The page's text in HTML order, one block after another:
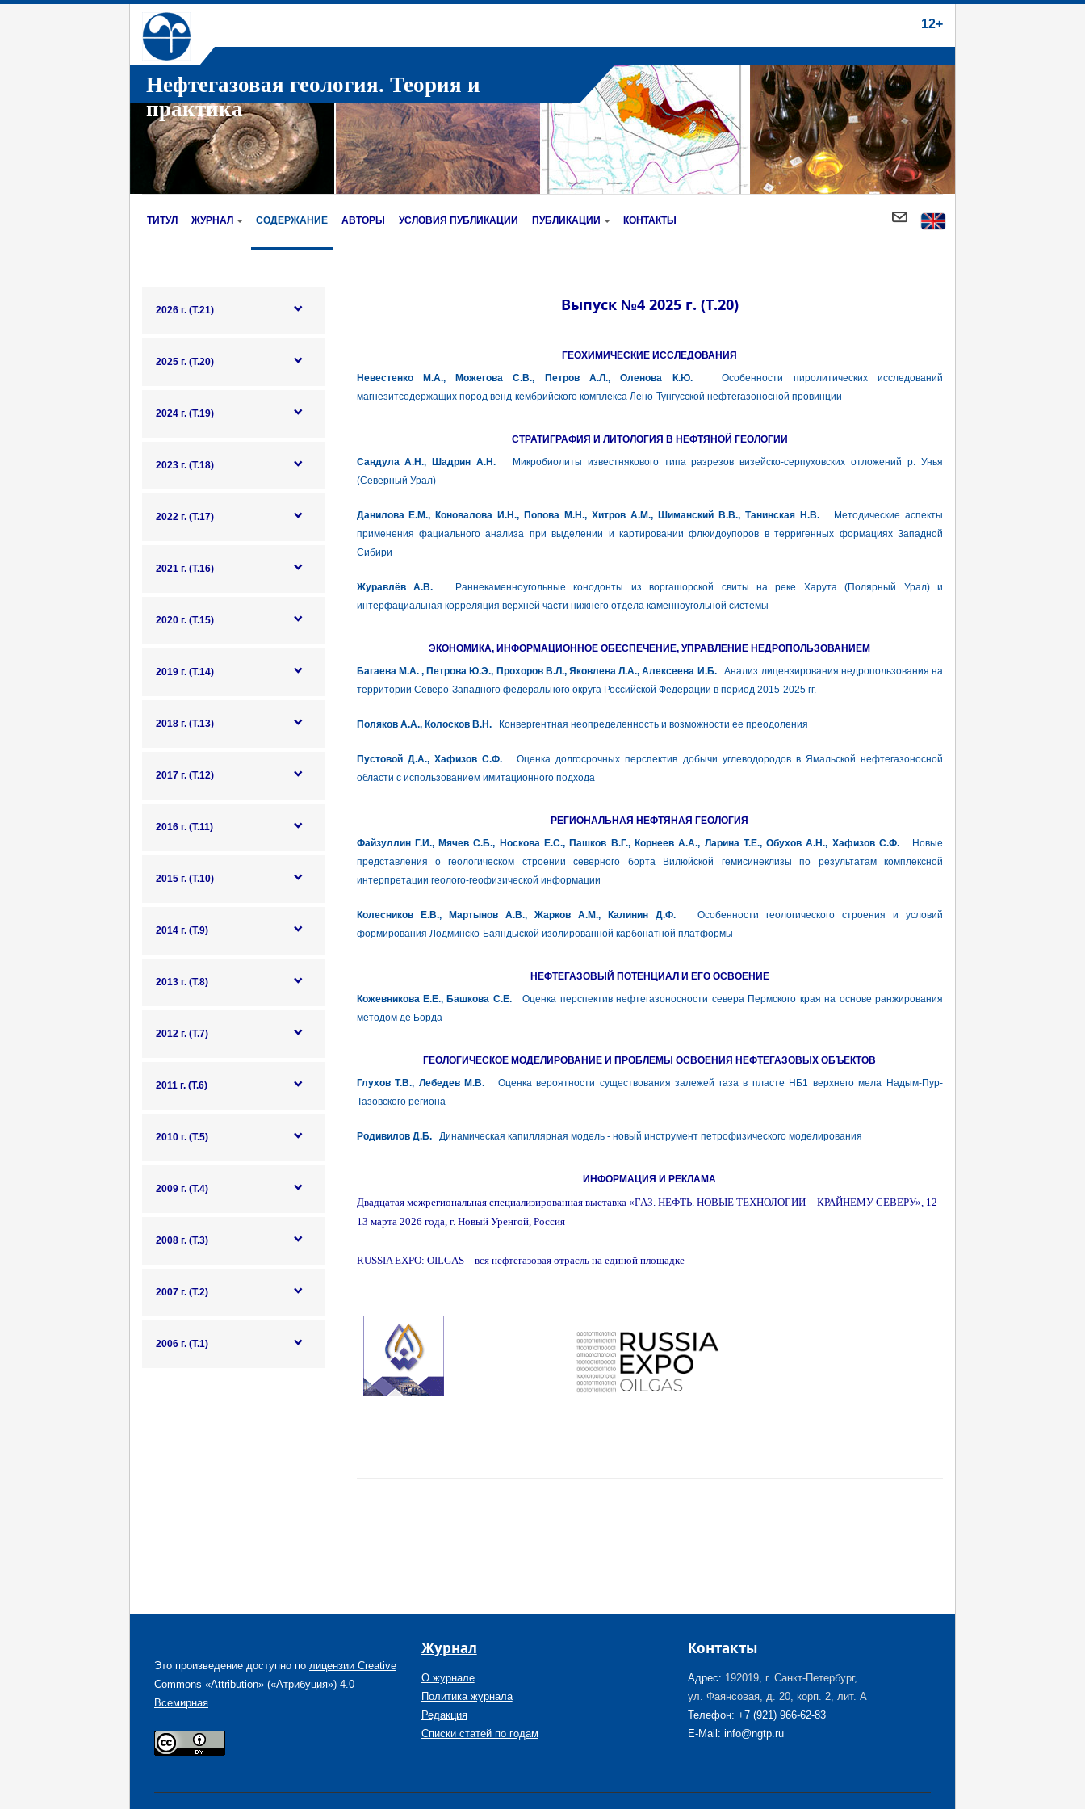
12+
Нефтегазовая геология. Теория и
практика
ТИТУЛ ЖУРНАЛ СОДЕРЖАНИЕ АВТОРЫ УСЛОВИЯ ПУБЛИКАЦИИ ПУБЛИКАЦИИ КОНТАКТЫ
2026 г. (Т.21)
2025 г. (Т.20)
2024 г. (Т.19)
2023 г. (Т.18)
2022 г. (Т.17)
2021 г. (Т.16)
2020 г. (Т.15)
2019 г. (Т.14)
2018 г. (Т.13)
2017 г. (Т.12)
2016 г. (Т.11)
2015 г. (Т.10)
2014 г. (Т.9)
2013 г. (Т.8)
2012 г. (Т.7)
2011 г. (Т.6)
2010 г. (Т.5)
2009 г. (Т.4)
2008 г. (Т.3)
2007 г. (Т.2)
2006 г. (Т.1)
Выпуск №4 2025 г. (Т.20)
ГЕОХИМИЧЕСКИЕ ИССЛЕДОВАНИЯ
Невестенко М.А., Можегова С.В., Петров А.Л., Оленова К.Ю.Особенности пиролитических исследований
магнезитсодержащих пород венд-кембрийского комплекса Лено-Тунгусской нефтегазоносной провинции
СТРАТИГРАФИЯ И ЛИТОЛОГИЯ В НЕФТЯНОЙ ГЕОЛОГИИ
Сандула А.Н., Шадрин А.Н. Микробиолиты известнякового типа разрезов визейско-серпуховских отложений р. Унья
(Северный Урал)
Данилова Е.М., Коновалова И.Н., Попова М.Н., Хитров А.М., Шиманский В.В., Танинская Н.В. Методические аспекты
применения фациального анализа при выделении и картировании флюидоупоров в терригенных формациях Западной
Сибири
Журавлёв А.В.Раннекаменноугольные конодонты из воргашорской свиты на реке Харута (Полярный Урал) и
интерфациальная корреляция верхней части нижнего отдела каменноугольной системы
ЭКОНОМИКА, ИНФОРМАЦИОННОЕ ОБЕСПЕЧЕНИЕ, УПРАВЛЕНИЕ НЕДРОПОЛЬЗОВАНИЕМ
Багаева М.А. , Петрова Ю.Э., Прохоров В.Л., Яковлева Л.А., Алексеева И.Б.Анализ лицензирования недропользования на
территории Северо-Западного федерального округа Российской Федерации в период 2015-2025 гг.
Поляков А.А., Колосков В.Н.Конвергентная неопределенность и возможности ее преодоления
Пустовой Д.А., Хафизов С.Ф.Оценка долгосрочных перспектив добычи углеводородов в Ямальской нефтегазоносной
области с использованием имитационного подхода
РЕГИОНАЛЬНАЯ НЕФТЯНАЯ ГЕОЛОГИЯ
Файзуллин Г.И., Мячев С.Б., Носкова Е.С., Пашков В.Г., Корнеев А.А., Ларина Т.Е., Обухов А.Н., Хафизов С.Ф. Новые
представления о геологическом строении северного борта Вилюйской гемисинеклизы по результатам комплексной
интерпретации геолого-геофизической информации
Колесников Е.В., Мартынов А.В., Жарков А.М., Калинин Д.Ф.Особенности геологического строения и условий
формирования Лодминско-Баяндыской изолированной карбонатной платформы
НЕФТЕГАЗОВЫЙ ПОТЕНЦИАЛ И ЕГО ОСВОЕНИЕ
Кожевникова Е.Е., Башкова С.Е.Оценка перспектив нефтегазоносности севера Пермского края на основе ранжирования
методом де Борда
ГЕОЛОГИЧЕСКОЕ МОДЕЛИРОВАНИЕ И ПРОБЛЕМЫ ОСВОЕНИЯ НЕФТЕГАЗОВЫХ ОБЪЕКТОВ
Глухов Т.В., Лебедев М.В. Оценка вероятности существования залежей газа в пласте НБ1 верхнего мела Надым-Пур-
Тазовского региона
Родивилов Д.Б.Динамическая капиллярная модель - новый инструмент петрофизического моделирования
ИНФОРМАЦИЯ И РЕКЛАМА
Двадцатая межрегиональная специализированная выставка «ГАЗ. НЕФТЬ. НОВЫЕ ТЕХНОЛОГИИ – КРАЙНЕМУ СЕВЕРУ», 12 -
13 марта 2026 года, г. Новый Уренгой, Россия
RUSSIA EXPO: OILGAS – вся нефтегазовая отрасль на единой площадке
Это произведение доступно по лицензии Creative
Commons «Attribution» («Атрибуция») 4.0
Всемирная
Журнал
О журнале
Политика журнала
Редакция
Списки статей по годам
Контакты
Адрес: 192019, г. Санкт-Петербург,
ул. Фаянсовая, д. 20, корп. 2, лит. А
Телефон: +7 (921) 966-62-83
E-Mail: info@ngtp.ru